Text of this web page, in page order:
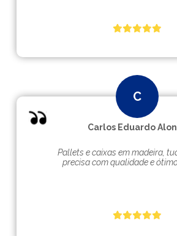
Carlos Eduardo
Pallets e caixas em madeira,
precisa com qualidade e